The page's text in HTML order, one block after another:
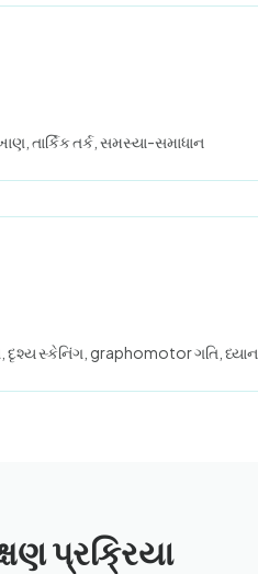
તાર્કિક તર્ક, સમસ્યા-સમાધાન
દૃશ્ય સ્કેનિંગ, graphomotor ગતિ, ધ્યાન
પ્રક્રિયા